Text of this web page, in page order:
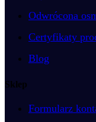
Odwrócona
Certyfikaty
Blog
Sklep
Formularz